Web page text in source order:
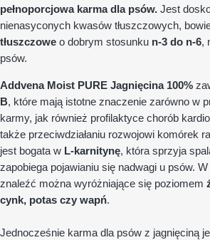
pełnoporcjowa karma dla psów. Jest
nienasyconych kwasów tłuszczowych,
tłuszczowe o dobrym stosunku n-3 do n-6,
psów.
Addvena Moist PURE Jagnięcina 100%
B, które mają istotne znaczenie zarówno w
karmy, jak również profilaktyce chorób
także przeciwdziałaniu rozwojowi komórek
jest bogata w L-karnitynę, która sprzyja
zapobiega pojawianiu się nadwagi u psów.
znaleźć można wyróżniające się poziomem
cynk, potas czy wapń.
Jednocześnie karma dla psów z jagnięciną